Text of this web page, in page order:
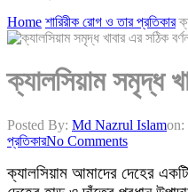
Home শারিরীক রোগ ও তার প্রতিকার
ক্যালসিয়াম সমৃদ্ধ
Posted By: Md Nazrul Islamon:
প্রতিকারNo Comments
ক্যালসিয়াম আমাদের দেহের